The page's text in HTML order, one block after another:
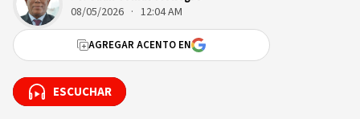
08/05/2026 · 12:04 AM
AGREGAR ACENTO EN
ESCUCHAR
ESCUCHAR